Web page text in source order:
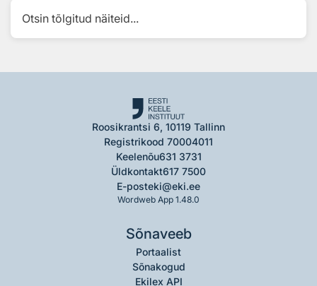
Otsin tõlgitud näiteid...
Roosikrantsi 6, 10119 Tallinn
Registrikood 70004011
Keelenõu631 3731
Üldkontakt617 7500
E-posteki@eki.ee
Wordweb App 1.48.0
Sõnaveeb
Portaalist
Sõnakogud
Ekilex API